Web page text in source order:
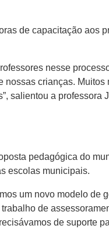
de capacitação aos
nesse
nossas crianças.
salientou a professora
pedagógica do
escolas municipais.
um novo modelo de
de
de suporte